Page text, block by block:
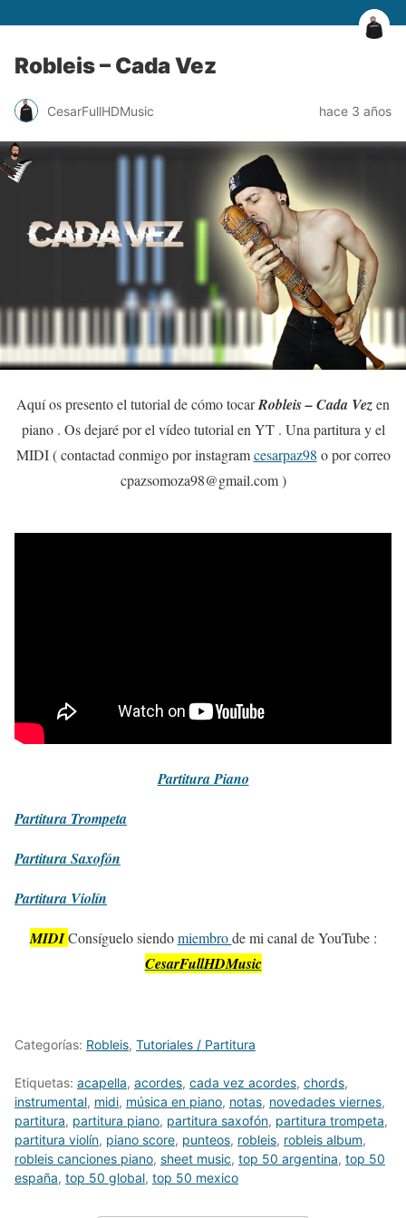
Robleis – Cada Vez
CesarFullHDMusic hace 3 años
Aquí os presento el tutorial de cómo tocarRobleis – Cada Vezen
piano . Os dejaré por el vídeo tutorial en YT . Una partitura y el
MIDI ( contactad conmigo por instagramcesarpaz98 o por correo
cpazsomoza98@gmail.com )
PartituraPiano
Partitura Trompeta
PartituraSaxofón
Partitura Violín
MIDI Consíguelo siendomiembrode mi canal de YouTube :
CesarFullHDMusic
Categorías: Robleis, Tutoriales / Partitura
Etiquetas: acapella, acordes, cada vez acordes, chords,
instrumental, midi, música en piano, notas, novedades viernes,
partitura, partitura piano, partitura saxofón, partitura trompeta,
partitura violín, piano score, punteos, robleis, robleis album,
robleis canciones piano, sheet music, top 50 argentina, top 50
españa, top 50 global, top 50 mexico